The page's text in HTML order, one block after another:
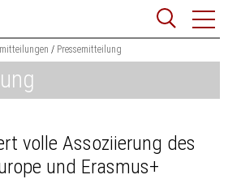
Suchen
Pressemitteilung
volle Assoziierung des
und Erasmus+